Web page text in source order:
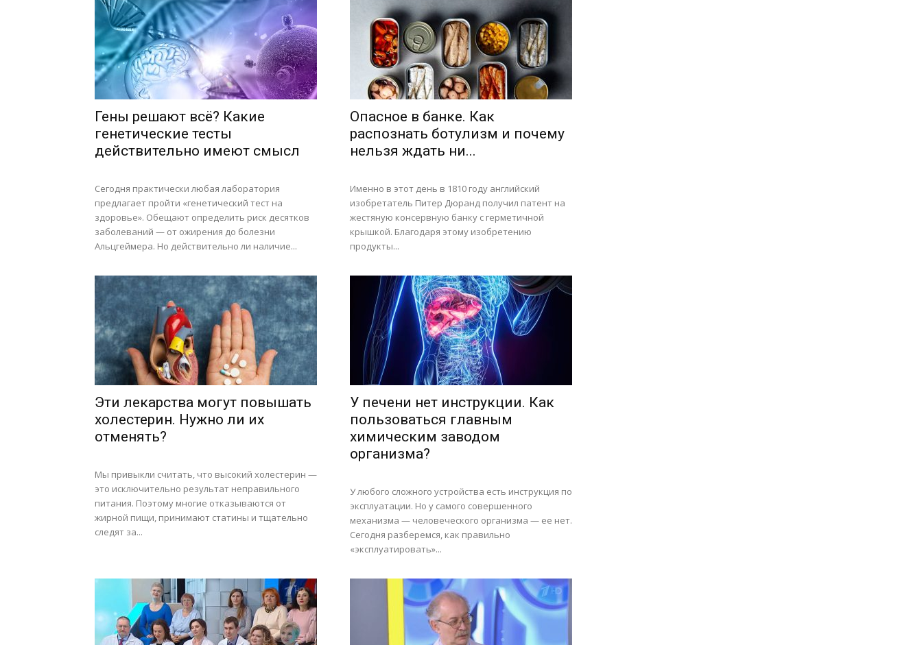
Гены решают всё? Какие
генетические тесты
действительно имеют смысл
Сегодня практически любая лаборатория
предлагает пройти «генетический тест на
здоровье». Обещают определить риск десятков
заболеваний — от ожирения до болезни
Альцгеймера. Но действительно ли наличие...
Опасное в банке. Как
распознать ботулизм и почему
нельзя ждать ни...
Именно в этот день в 1810 году английский
изобретатель Питер Дюранд получил патент на
жестяную консервную банку с герметичной
крышкой. Благодаря этому изобретению
продукты...
Эти лекарства могут повышать
холестерин. Нужно ли их
отменять?
Мы привыкли считать, что высокий холестерин —
это исключительно результат неправильного
питания. Поэтому многие отказываются от
жирной пищи, принимают статины и тщательно
следят за...
У печени нет инструкции. Как
пользоваться главным
химическим заводом
организма?
У любого сложного устройства есть инструкция по
эксплуатации. Но у самого совершенного
механизма — человеческого организма — ее нет.
Сегодня разберемся, как правильно
«эксплуатировать»...